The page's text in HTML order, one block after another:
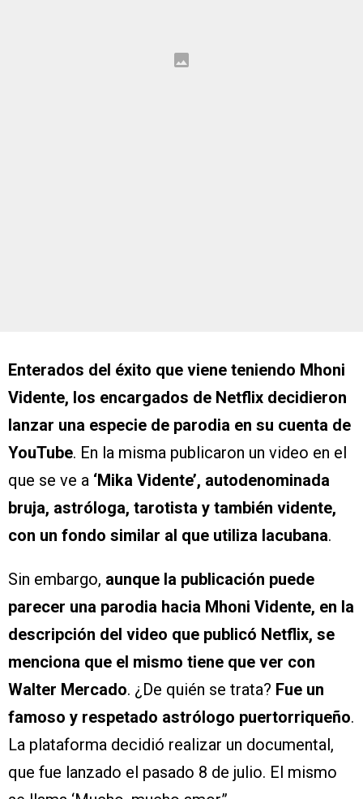
Enterados del éxito que viene teniendo Mhoni
Vidente, los encargados de Netflix decidieron
lanzar una especie de parodia en su cuenta de
YouTube. En la misma publicaron un video en el
que se ve a ‘Mika Vidente’, autodenominada
bruja, astróloga, tarotista y también vidente,
con un fondo similar al que utiliza lacubana.
Sin embargo, aunque la publicación puede
parecer una parodia hacia Mhoni Vidente, en la
descripción del video que publicó Netflix, se
menciona que el mismo tiene que ver con
Walter Mercado. ¿De quién se trata? Fue un
famoso y respetado astrólogo puertorriqueño.
La plataforma decidió realizar un documental,
que fue lanzado el pasado 8 de julio. El mismo